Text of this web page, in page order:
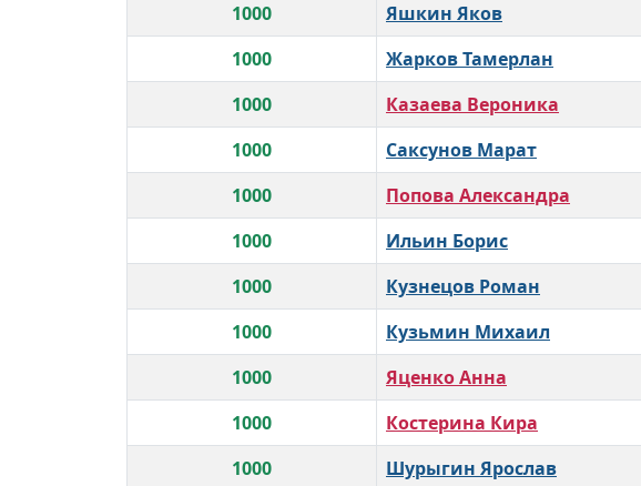
1000
Яшкин Яков
1000
Жарков Тамерлан
1000
Казаева Вероника
1000
Саксунов Марат
1000
Попова Александра
1000
Ильин Борис
1000
Кузнецов Роман
1000
Кузьмин Михаил
1000
Яценко Анна
1000
Костерина Кира
1000
Шурыгин Ярослав